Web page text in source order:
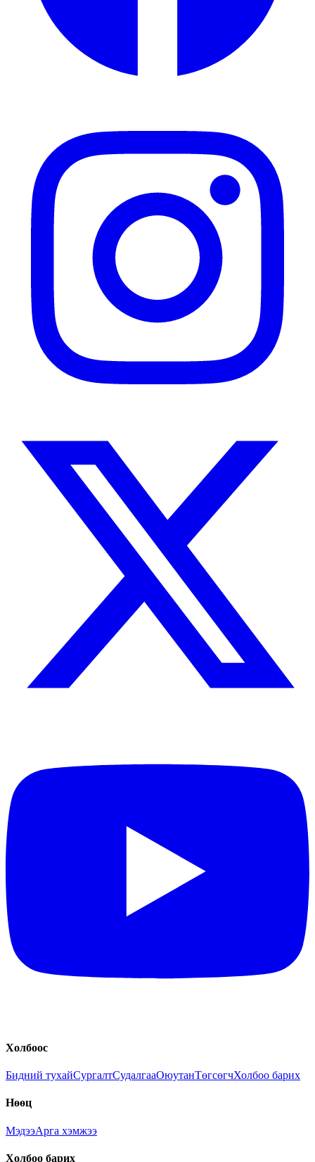
Холбоос
Бидний тухайСургалтСудалгааОюутанТөгсөгчХолбоо барих
Нөөц
МэдээАрга хэмжээ
Холбоо барих